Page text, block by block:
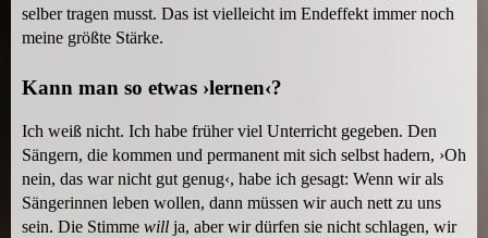
selber tragen musst. Das ist vielleicht im Endeffekt immer noch
meine größte Stärke.
Kann man so etwas ›lernen‹?
Ich weiß nicht. Ich habe früher viel Unterricht gegeben. Den
Sängern, die kommen und permanent mit sich selbst hadern, ›Oh
nein, das war nicht gut genug‹, habe ich gesagt: Wenn wir als
Sängerinnen leben wollen, dann müssen wir auch nett zu uns
sein. Die Stimme will ja, aber wir dürfen sie nicht schlagen, wir